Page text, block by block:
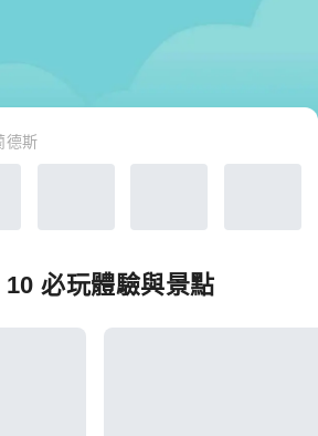
德斯
必玩體驗與景點